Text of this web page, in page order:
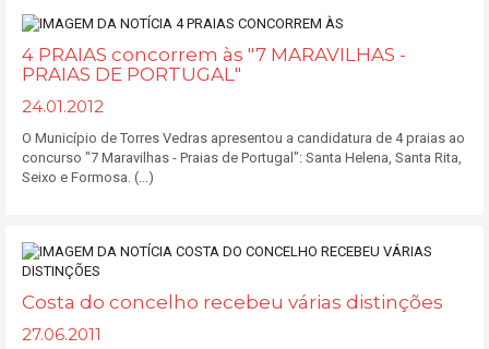
4 PRAIAS concorrem às "7 MARAVILHAS -
PRAIAS DE PORTUGAL"
24.01.2012
O Município de Torres Vedras apresentou a candidatura de 4 praias ao
concurso "7 Maravilhas - Praias de Portugal": Santa Helena, Santa Rita,
Seixo e Formosa. (...)
Costa do concelho recebeu várias distinções
27.06.2011